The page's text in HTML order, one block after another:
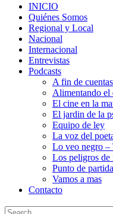
INICIO
Quiénes Somos
Regional y Local
Nacional
Internacional
Entrevistas
Podcasts
A fin de cuentas
Alimentando el
El cine en la
El jardin de la
Equipo de ley
La voz del
Lo veo negro –
Los peligros de
Punto de partida
Vamos a mas
Contacto